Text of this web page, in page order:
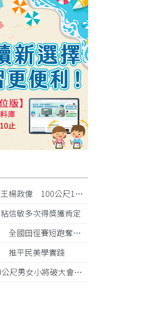
偉 100公尺11秒87奪金
信敏多次得獎獲肯定
田徑賽短跑奪金摘銅
推平民美學實踐
男女小將破大會紀錄